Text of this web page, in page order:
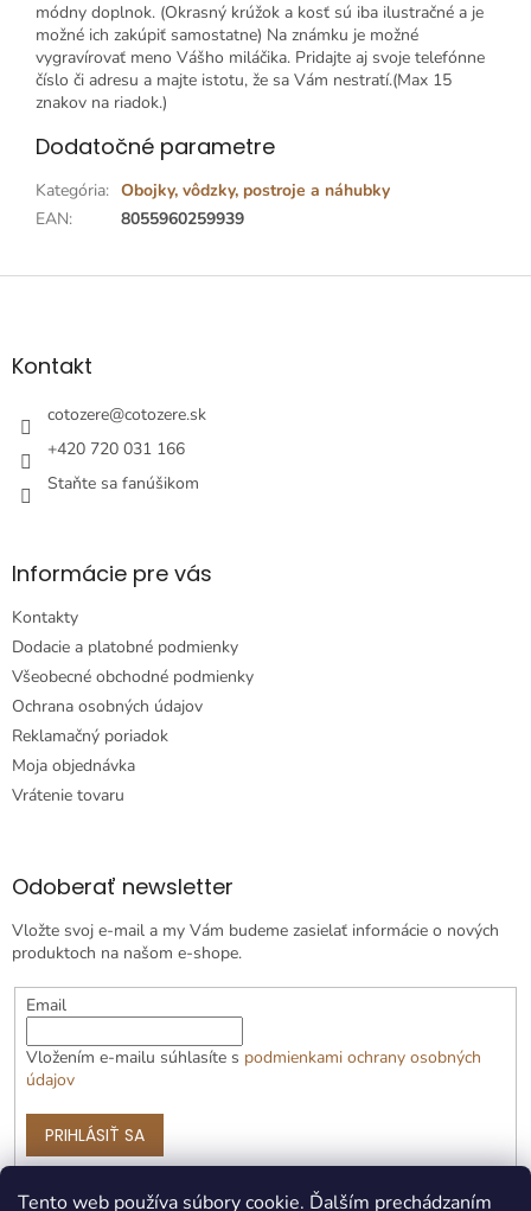
Tento web používa súbory cookie. Ďalším prechádzaním
módny doplnok. (Okrasný krúžok a kosť sú iba ilustračné a je
možné ich zakúpiť samostatne) Na známku je možné
vygravírovať meno Vášho miláčika. Pridajte aj svoje telefónne
číslo či adresu a majte istotu, že sa Vám nestratí.(Max 15
znakov na riadok.)
Dodatočné parametre
Kategória: Obojky, vôdzky, postroje a náhubky
EAN: 8055960259939
Z
äKontakt
cotozere@cotozere.sk
+420 720 031 166
Staňte sa fanúšikom
Informácie pre vás
Kontakty
Dodacie a platobné podmienky
Všeobecné obchodné podmienky
Ochrana osobných údajov
Reklamačný poriadok
Moja objednávka
Vrátenie tovaru
Odoberať newsletter
Vložte svoj e-mail a my Vám budeme zasielať informácie o nových
produktoch na našom e-shope.
Email
Vložením e-mailu súhlasíte s podmienkami ochrany osobných
údajov
PRIHLÁSIŤ SA